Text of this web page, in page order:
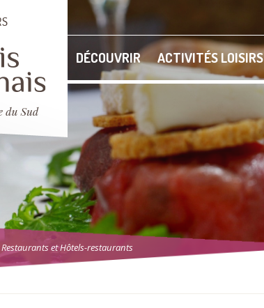
DÉCOUVRIR ACTIVITÉS LOISIRS
Restaurants et Hôtels-restaurants